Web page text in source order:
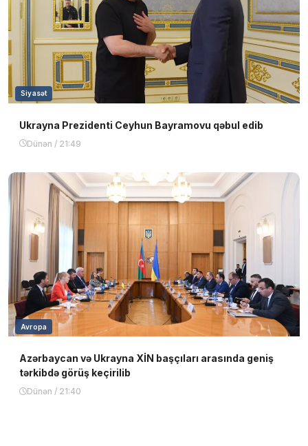
Siyasət
Ukrayna Prezidenti Ceyhun Bayramovu qəbul edib
Dünən / 21:49
Avropa
Azərbaycan və Ukrayna XİN başçıları arasında geniş
tərkibdə görüş keçirilib
Dünən / 21:40